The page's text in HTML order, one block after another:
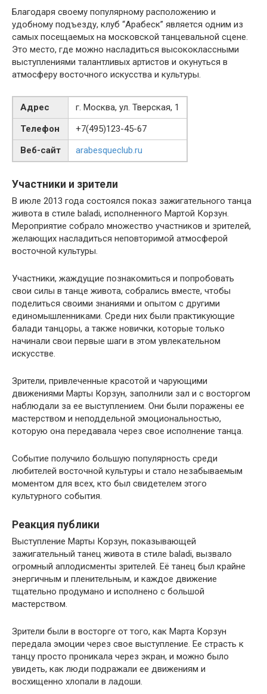
Благодаря своему популярному расположению и
удобному подъезду, клуб “Арабеск” является одним из
самых посещаемых на московской танцевальной сцене.
Это место, где можно насладиться высококлассными
выступлениями талантливых артистов и окунуться в
атмосферу восточного искусства и культуры.
Адрес
г. Москва, ул. Тверская, 1
Телефон
+7(495)123-45-67
Веб-сайт
arabesqueclub.ru
Участники и зрители
В июле 2013 года состоялся показ зажигательного танца
живота в стиле baladi, исполненного Мартой Корзун.
Мероприятие собрало множество участников и зрителей,
желающих насладиться неповторимой атмосферой
восточной культуры.
Участники, жаждущие познакомиться и попробовать
свои силы в танце живота, собрались вместе, чтобы
поделиться своими знаниями и опытом с другими
единомышленниками. Среди них были практикующие
балади танцоры, а также новички, которые только
начинали свои первые шаги в этом увлекательном
искусстве.
Зрители, привлеченные красотой и чарующими
движениями Марты Корзун, заполнили зал и с восторгом
наблюдали за ее выступлением. Они были поражены ее
мастерством и неподдельной эмоциональностью,
которую она передавала через свое исполнение танца.
Событие получило большую популярность среди
любителей восточной культуры и стало незабываемым
моментом для всех, кто был свидетелем этого
культурного события.
Реакция публики
Выступление Марты Корзун, показывающей
зажигательный танец живота в стиле baladi, вызвало
огромный аплодисменты зрителей. Её танец был крайне
энергичным и пленительным, и каждое движение
тщательно продумано и исполнено с большой
мастерством.
Зрители были в восторге от того, как Марта Корзун
передала эмоции через свое выступление. Ее страсть к
танцу просто проникала через экран, и можно было
увидеть, как люди подражали ее движениям и
восхищенно хлопали в ладоши.